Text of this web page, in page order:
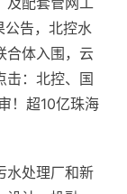
公告，北控水
合体入围，云
击：北控、国
！超10亿珠海
水处理厂和新